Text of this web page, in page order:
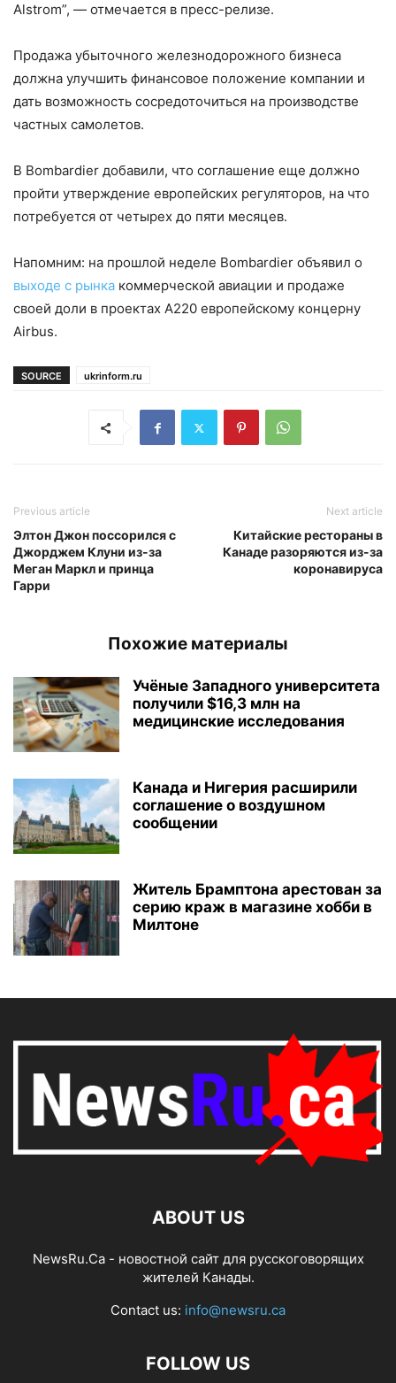
Alstrom”, — отмечается в пресс-релизе.
Продажа убыточного железнодорожного бизнеса
должна улучшить финансовое положение компании и
дать возможность сосредоточиться на производстве
частных самолетов.
В Bombardier добавили, что соглашение еще должно
пройти утверждение европейских регуляторов, на что
потребуется от четырех до пяти месяцев.
Напомним: на прошлой неделе Bombardier объявил о
выходе с рынка коммерческой авиации и продаже
своей доли в проектах А220 европейскому концерну
Airbus.
SOURCE ukrinform.ru
Previous article
Элтон Джон поссорился с
Джорджем Клуни из-за
Меган Маркл и принца
Гарри
Next article
Китайские рестораны в
Канаде разоряются из-за
коронавируса
Похожие материалы
Учёные Западного университета
получили $16,3 млн на
медицинские исследования
Канада и Нигерия расширили
соглашение о воздушном
сообщении
Житель Брамптона арестован за
серию краж в магазине хобби в
Милтоне
ABOUT US
NewsRu.Ca - новостной сайт для русскоговорящих
жителей Канады.
Contact us: info@newsru.ca
FOLLOW US